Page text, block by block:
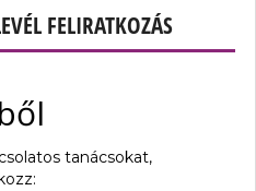
FELIRATKOZÁS
tanácsokat,